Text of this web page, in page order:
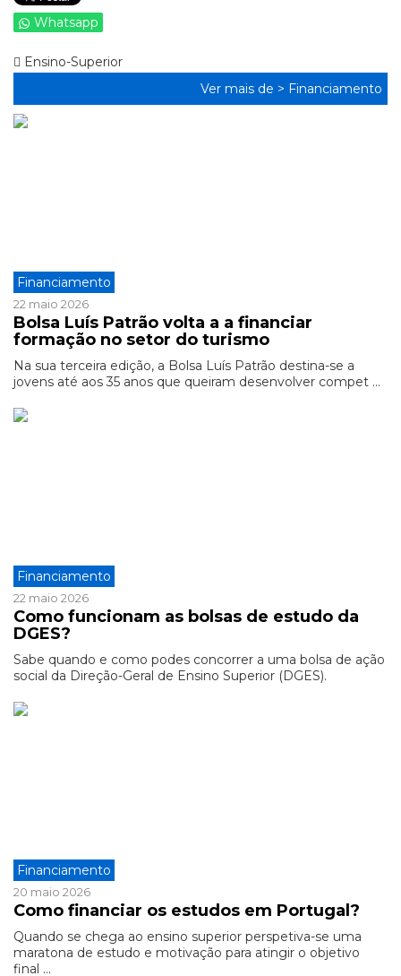
Whatsapp
Ensino-Superior
Ver mais de > Financiamento
Financiamento
22 maio 2026
Bolsa Luís Patrão volta a a financiar
formação no setor do turismo
Na sua terceira edição, a Bolsa Luís Patrão destina-se a
jovens até aos 35 anos que queiram desenvolver compet ...
Financiamento
22 maio 2026
Como funcionam as bolsas de estudo da
DGES?
Sabe quando e como podes concorrer a uma bolsa de ação
social da Direção-Geral de Ensino Superior (DGES).
Financiamento
20 maio 2026
Como financiar os estudos em Portugal?
Quando se chega ao ensino superior perspetiva-se uma
maratona de estudo e motivação para atingir o objetivo
final ...